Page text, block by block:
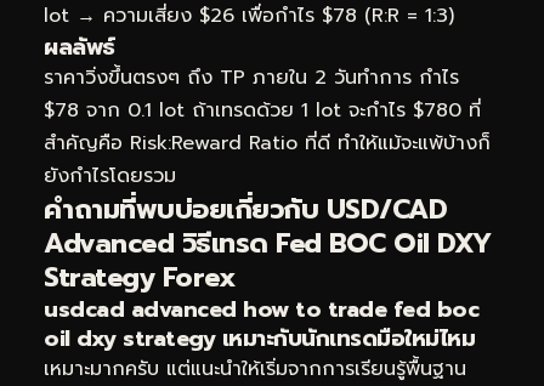
lot → ความเสี่ยง $26 เพื่อกำไร $78 (R:R = 1:3)
ผลลัพธ์
ราคาวิ่งขึ้นตรงๆ ถึง TP ภายใน 2 วันทำการ กำไร
$78 จาก 0.1 lot ถ้าเทรดด้วย 1 lot จะกำไร $780 ที่
สำคัญคือ Risk:Reward Ratio ที่ดี ทำให้แม้จะแพ้บ้างก็
ยังกำไรโดยรวม
คำถามที่พบบ่อยเกี่ยวกับ USD/CAD
Advanced วิธีเทรด Fed BOC Oil DXY
Strategy Forex
usdcad advanced how to trade fed boc
oil dxy strategy เหมาะกับนักเทรดมือใหม่ไหม
เหมาะมากครับ แต่แนะนำให้เริ่มจากการเรียนรู้พื้นฐาน